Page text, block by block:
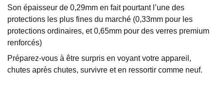
Son épaisseur de 0,29mm en fait pourtant l’une des
protections les plus fines du marché (0,33mm pour les
protections ordinaires, et 0,65mm pour des verres premium
renforcés)
Préparez-vous à être surpris en voyant votre appareil,
chutes après chutes, survivre et en ressortir comme neuf.